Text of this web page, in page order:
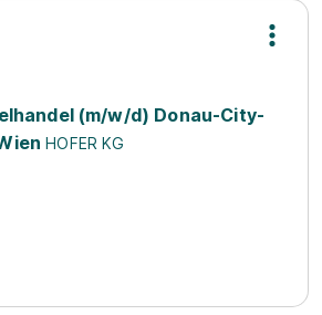
(m/w/d) Donau-City-
HOFER KG